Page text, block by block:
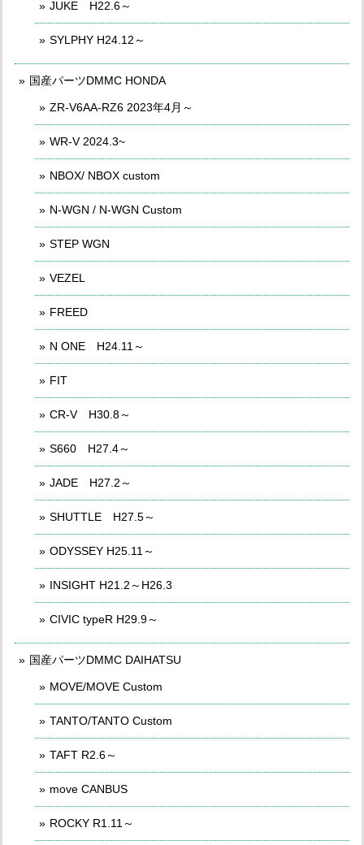
JUKE H22.6～
SYLPHY H24.12～
国産パーツDMMC HONDA
ZR-V6AA-RZ6 2023年4月～
WR-V 2024.3~
NBOX/ NBOX custom
N-WGN / N-WGN Custom
STEP WGN
VEZEL
FREED
N ONE H24.11～
FIT
CR-V H30.8～
S660 H27.4～
JADE H27.2～
SHUTTLE H27.5～
ODYSSEY H25.11～
INSIGHT H21.2～H26.3
CIVIC typeR H29.9～
国産パーツDMMC DAIHATSU
MOVE/MOVE Custom
TANTO/TANTO Custom
TAFT R2.6～
move CANBUS
ROCKY R1.11～